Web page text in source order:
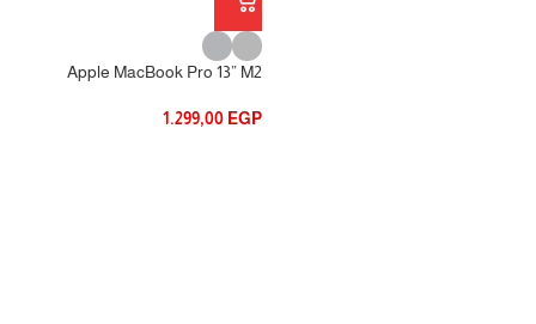
Apple MacBook Pro 13” M2
1.299,00 EGP